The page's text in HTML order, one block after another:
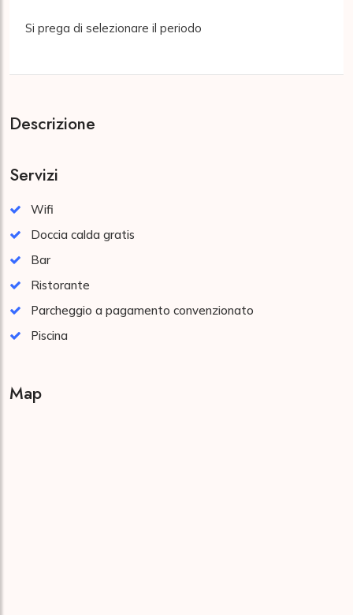
Si prega di selezionare il periodo
Descrizione
Servizi
Wifi
Doccia calda gratis
Bar
Ristorante
Parcheggio a pagamento convenzionato
Piscina
Map